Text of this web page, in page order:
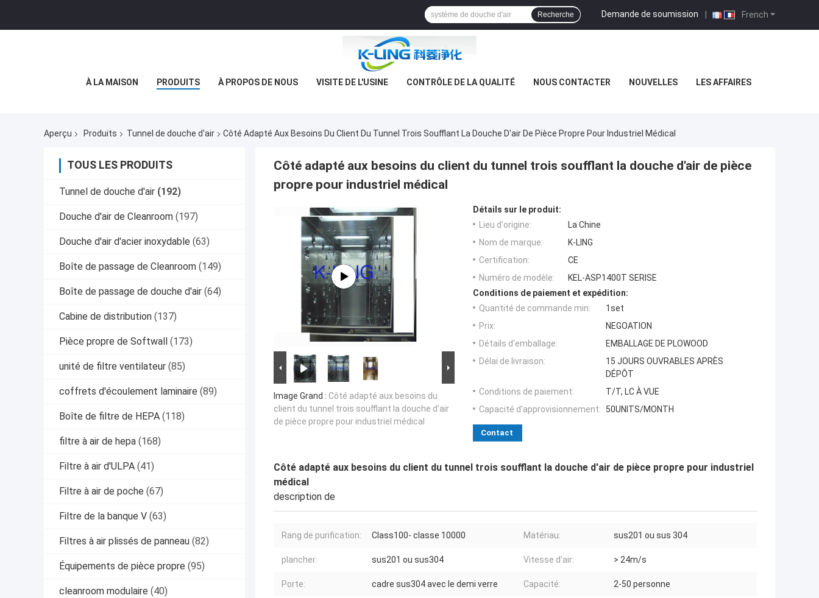
French
Demande de soumission |
Recherche
À LA MAISON PRODUITS À PROPOS DE NOUS VISITE DE L'USINE CONTRÔLE DE LA QUALITÉ NOUS CONTACTER NOUVELLES LES AFFAIRES
Aperçu Produits Tunnel de douche d'air Côté Adapté Aux Besoins Du Client Du Tunnel Trois Soufflant La Douche D'air De Pièce Propre Pour Industriel Médical
TOUS LES PRODUITS
Tunnel de douche d'air (192)
Douche d'air de Cleanroom (197)
Douche d'air d'acier inoxydable (63)
Boîte de passage de Cleanroom (149)
Boîte de passage de douche d'air (64)
Cabine de distribution (137)
Pièce propre de Softwall (173)
unité de filtre ventilateur (85)
coffrets d'écoulement laminaire (89)
Boîte de filtre de HEPA (118)
filtre à air de hepa (168)
Filtre à air d'ULPA (41)
Filtre à air de poche (67)
Filtre de la banque V (63)
Filtres à air plissés de panneau (82)
Équipements de pièce propre (95)
cleanroom modulaire (40)
Côté adapté aux besoins du client du tunnel trois soufflant la douche d'air de pièce
propre pour industriel médical
Image Grand : Côté adapté aux besoins du
client du tunnel trois soufflant la douche d'air
de pièce propre pour industriel médical
Détails sur le produit:
Lieu d'origine:
La Chine
Nom de marque:
K-LING
Certification:
CE
Numéro de modèle:
KEL-ASP1400T SERISE
Conditions de paiement et expédition:
Quantité de commande min:
1set
Prix:
NEGOATION
Détails d'emballage:
EMBALLAGE DE PLOWOOD
Délai de livraison:
15 JOURS OUVRABLES APRÈS
DÉPÔT
Conditions de paiement:
T/T, LC À VUE
Capacité d'approvisionnement:
50UNITS/MONTH
Contact
Côté adapté aux besoins du client du tunnel trois soufflant la douche d'air de pièce propre pour industriel
médical
description de
Rang de purification: Class100- classe 10000 Matériau: sus201 ou sus 304
plancher: sus201 ou sus304 Vitesse d'air: > 24m/s
Porte: cadre sus304 avec le demi verre Capacité: 2-50 personne